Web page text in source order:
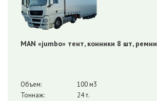
MAN «jumbo» тент, конники 8 шт, ремни
Объем:
100 м3
Тоннаж:
24 т.